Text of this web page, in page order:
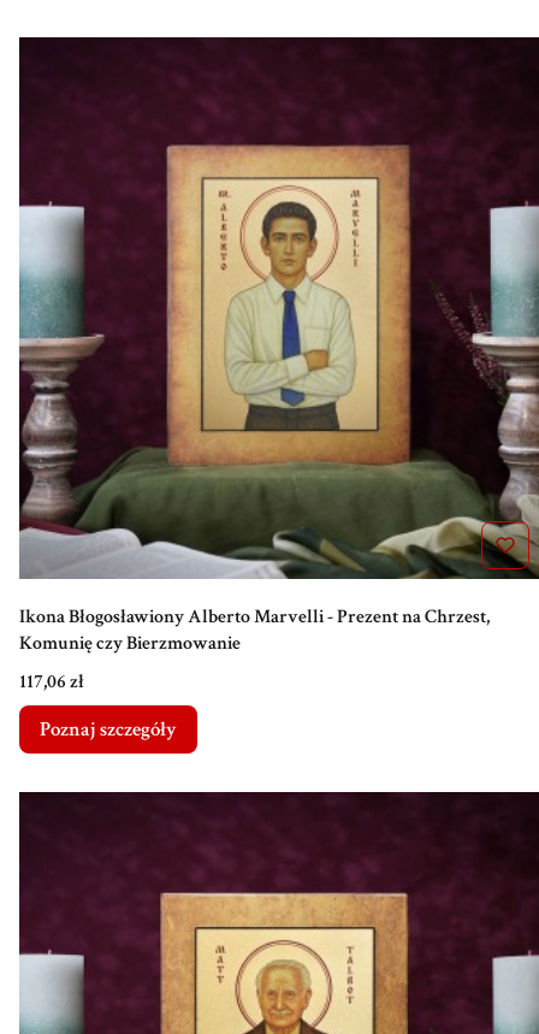
Ikona Błogosławiony Alberto Marvelli - Prezent na Chrzest,
Komunię czy Bierzmowanie
Cena
117,06 zł
Poznaj szczegóły